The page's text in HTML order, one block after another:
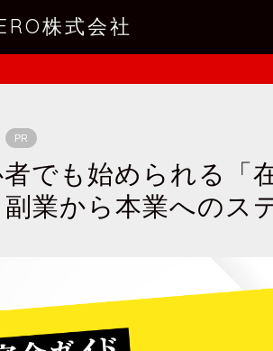
株式会社
PR
でも始められる「
副業から本業へのス